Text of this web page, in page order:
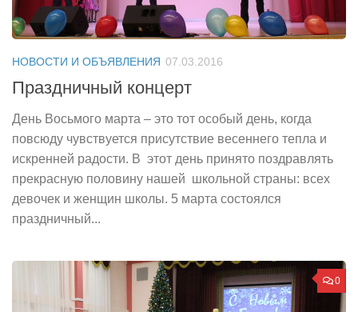
НОВОСТИ И ОБЪЯВЛЕНИЯ 07.03.2016
Праздничный концерт
День Восьмого марта – это тот особый день, когда
повсюду чувствуется присутствие весеннего тепла и
искренней радости. В этот день принято поздравлять
прекрасную половину нашей школьной страны: всех
девочек и женщин школы. 5 марта состоялся
праздничный...
0